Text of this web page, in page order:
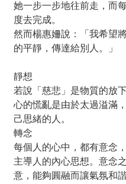
她一步一步地往前走，而
度去完成。
然而楊惠姍說：「我希望
的平靜，傳達給別人。」
靜想
若說「慈悲」是物質的放
心的慌亂是由於太過溢滿
己思緒的人。
轉念
每個人的心中，都有意念
主導人的內心思想。意念
意，能夠圓融而讓氣氛和